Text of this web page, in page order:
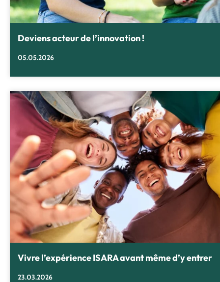
Deviens acteur de l’innovation !
05.05.2026
Vivre l’expérience ISARA avant même d’y entrer
23.03.2026